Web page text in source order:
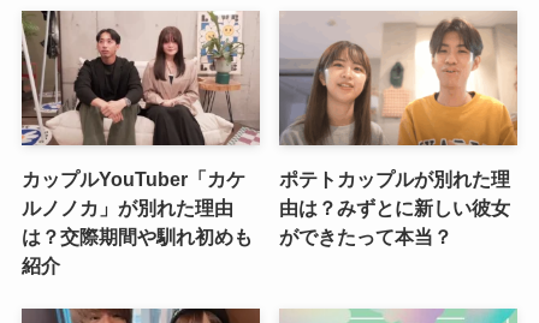
カップルYouTuber「カケ
ルノノカ」が別れた理由
は？交際期間や馴れ初めも
紹介
ポテトカップルが別れた理
由は？みずとに新しい彼女
ができたって本当？